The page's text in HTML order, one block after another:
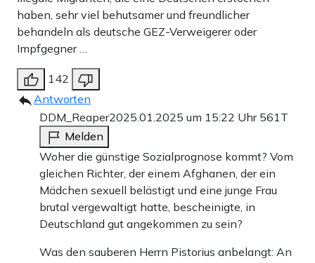
haben, sehr viel behutsamer und freundlicher
behandeln als deutsche GEZ-Verweigerer oder
Impfgegner …
142
Antworten
DDM_Reaper2025.01.2025 um 15:22 Uhr 561T
Melden
Woher die günstige Sozialprognose kommt? Vom
gleichen Richter, der einem Afghanen, der ein
Mädchen sexuell belästigt und eine junge Frau
brutal vergewaltigt hatte, bescheinigte, in
Deutschland gut angekommen zu sein?
Was den sauberen Herrn Pistorius anbelangt: An